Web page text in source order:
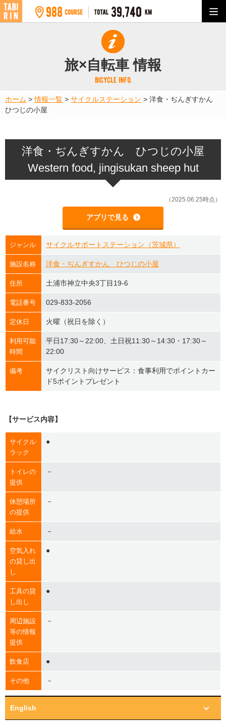
旅×自転車 情報
ホーム >情報一覧 > サイクルステーション > 洋食・ぢんぎすかん
ひつじの小屋
洋食・ぢんぎすかん ひつじの小屋
Western food, jingisukan sheep hut
（2025.06.25時点）
アプリで見る
ジャンル サイクルサポートステーション（茨城県）
施設名称 洋食・ぢんぎすかん ひつじの小屋
住所 土浦市神立中央3丁目19-6
電話番号 029-833-2056
定休日 火曜（祝日を除く）
利用可能
時間
平日17:30～22:00、土日祝11:30～14:30・17:30～
22:00
備考
サイクリスト向けサービス：食事利用でポイントカー
ド5ポイントプレゼント
【サービス内容】
サイクル
ラック
●
トイレの
提供
－
休憩場所
の提供
－
給水 －
空気入れ
の貸し出
し
●
工具の貸
し出し
●
周辺施設
等の情報
提供
－
飲食店 ●
その他 －
English